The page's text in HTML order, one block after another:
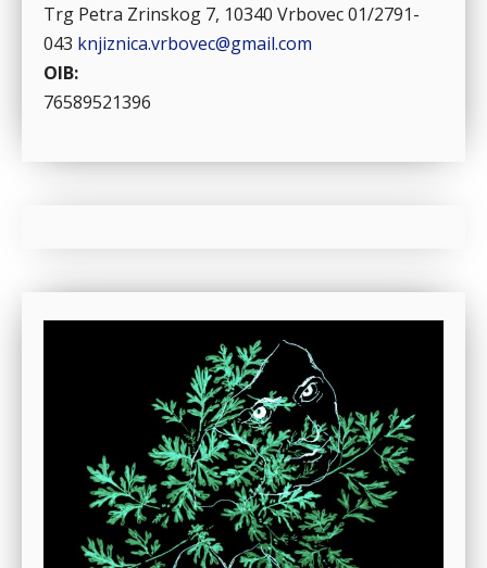
Trg Petra Zrinskog 7, 10340 Vrbovec01/2791-
043 knjiznica.vrbovec@gmail.com
OIB:
76589521396